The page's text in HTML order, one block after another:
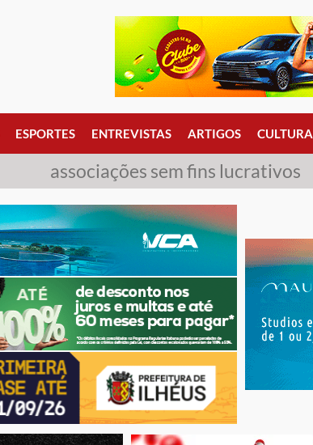
ESPORTES ENTREVISTAS ARTIGOS CULTURA
associações sem fins lucrativos